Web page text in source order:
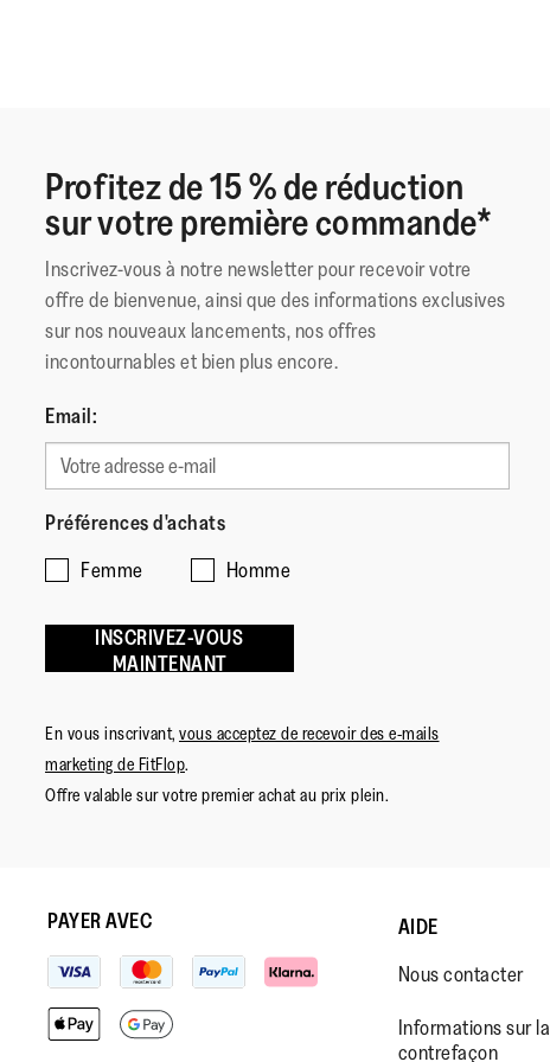
Profitez de 15 % de réduction
sur votre première commande*
Inscrivez-vous à notre newsletter pour recevoir votre
offre de bienvenue, ainsi que des informations exclusives
sur nos nouveaux lancements, nos offres
incontournables et bien plus encore.
Email:
Préférences d'achats
Femme
Homme
INSCRIVEZ-VOUS
MAINTENANT
En vous inscrivant, vous acceptez de recevoir des e-mails
marketing de FitFlop.
Offre valable sur votre premier achat au prix plein.
PAYER AVEC
AIDE
Nous contacter
Informations sur la
contrefaçon